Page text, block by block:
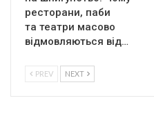
ресторани, паби
та театри масово
відмовляються від…
PREV NEXT